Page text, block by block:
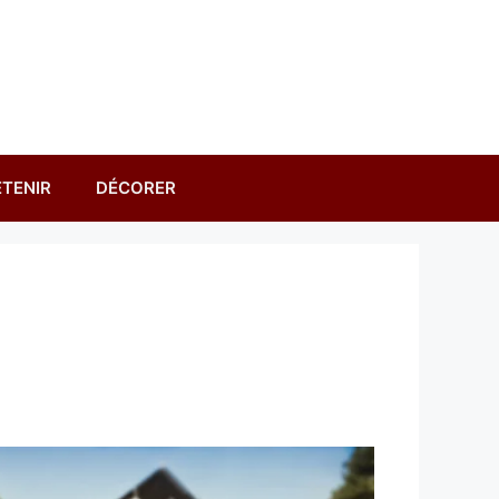
DÉCORER